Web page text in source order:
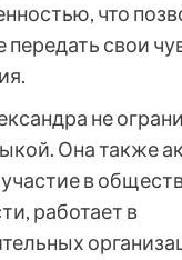
что
передать свои
не
Она также
в
работает в